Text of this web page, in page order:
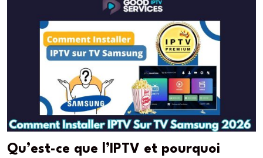
Qu’est-ce que l’IPTV et pourquoi